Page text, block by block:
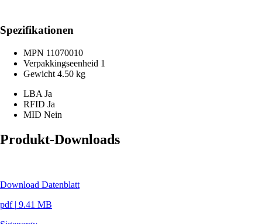
Spezifikationen
MPN 11070010
Verpakkingseenheid 1
Gewicht 4.50 kg
LBA Ja
RFID Ja
MID Nein
Produkt-Downloads
Download Datenblatt
pdf | 9.41 MB